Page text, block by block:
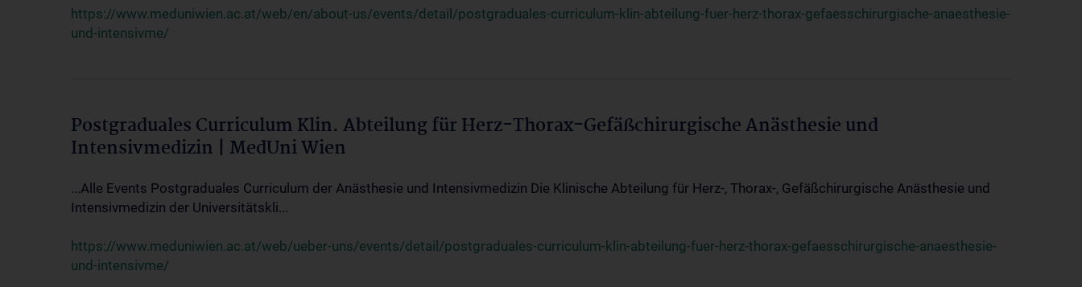
https://www.meduniwien.ac.at/web/en/about-us/events/detail/postgraduales-curriculum-klin-abteilung-fuer-herz-thorax-gefaesschirurgische-anaesthesie-
und-intensivme/
Postgraduales Curriculum Klin. Abteilung für Herz-Thorax-Gefäßchirurgische Anästhesie und
Intensivmedizin | MedUni Wien
...Alle Events Postgraduales Curriculum der Anästhesie und Intensivmedizin Die Klinische Abteilung für Herz-, Thorax-, Gefäßchirurgische Anästhesie und
Intensivmedizin der Universitätskli...
https://www.meduniwien.ac.at/web/ueber-uns/events/detail/postgraduales-curriculum-klin-abteilung-fuer-herz-thorax-gefaesschirurgische-anaesthesie-
und-intensivme/